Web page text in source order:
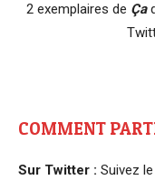
2 exemplaires de Ça
COMMENT
Sur Twitter : Suivez